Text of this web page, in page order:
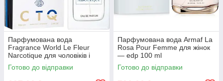
Парфумована вода
Fragrance World Le Fleur
Narcotique для чоловіків і
жінок edp 100 ml
Готово до відправки
Парфумована вода Armaf La
Rosa Pour Femme для жінок
— edp 100 ml
Готово до відправки